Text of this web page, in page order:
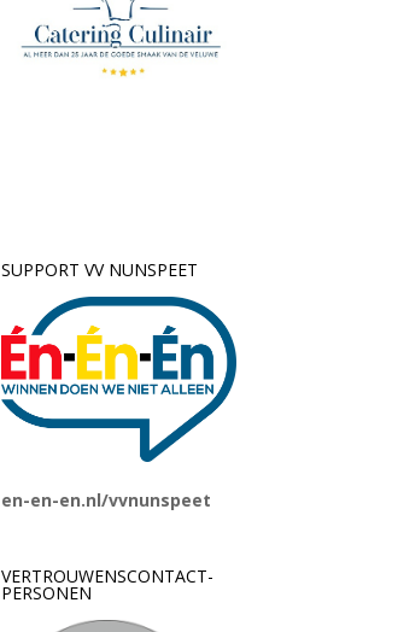
SUPPORT VV NUNSPEET
en-en-en.nl/vvnunspeet
VERTROUWENSCONTACT-
PERSONEN